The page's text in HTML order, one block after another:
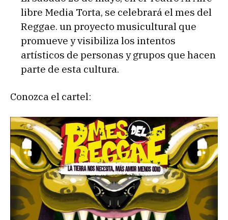
libre Media Torta, se celebrará el mes del
Reggae. un proyecto musicultural que
promueve y visibiliza los intentos
artísticos de personas y grupos que hacen
parte de esta cultura.
Conozca el cartel: